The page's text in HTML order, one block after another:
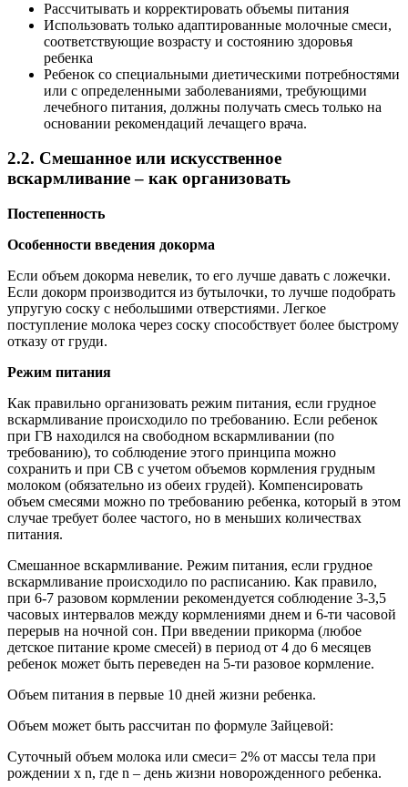
Рассчитывать и корректировать объемы питания
Использовать только адаптированные молочные смеси,
соответствующие возрасту и состоянию здоровья
ребенка
Ребенок со специальными диетическими потребностями
или с определенными заболеваниями, требующими
лечебного питания, должны получать смесь только на
основании рекомендаций лечащего врача.
2.2. Смешанное или искусственное
вскармливание – как организовать
Постепенность
Особенности введения докорма
Если объем докорма невелик, то его лучше давать с ложечки.
Если докорм производится из бутылочки, то лучше подобрать
упругую соску с небольшими отверстиями. Легкое
поступление молока через соску способствует более быстрому
отказу от груди.
Режим питания
Как правильно организовать режим питания, если грудное
вскармливание происходило по требованию. Если ребенок
при ГВ находился на свободном вскармливании (по
требованию), то соблюдение этого принципа можно
сохранить и при СВ с учетом объемов кормления грудным
молоком (обязательно из обеих грудей). Компенсировать
объем смесями можно по требованию ребенка, который в этом
случае требует более частого, но в меньших количествах
питания.
Смешанное вскармливание. Режим питания, если грудное
вскармливание происходило по расписанию. Как правило,
при 6-7 разовом кормлении рекомендуется соблюдение 3-3,5
часовых интервалов между кормлениями днем и 6-ти часовой
перерыв на ночной сон. При введении прикорма (любое
детское питание кроме смесей) в период от 4 до 6 месяцев
ребенок может быть переведен на 5-ти разовое кормление.
Объем питания в первые 10 дней жизни ребенка.
Объем может быть рассчитан по формуле Зайцевой:
Суточный объем молока или смеси= 2% от массы тела при
рождении х n, где n – день жизни новорожденного ребенка.